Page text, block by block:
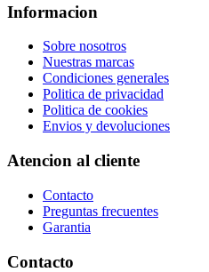
Informacion
Sobre nosotros
Nuestras marcas
Condiciones generales
Politica de privacidad
Politica de cookies
Envios y devoluciones
Atencion al cliente
Contacto
Preguntas frecuentes
Garantia
Contacto